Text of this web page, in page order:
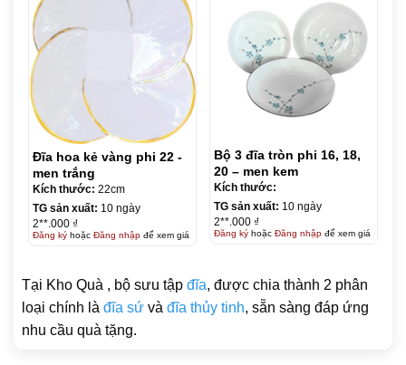
Đĩa hoa kẻ vàng phi 22 -
men trắng
Kích thước: 22cm
TG sản xuất: 10 ngày
2**.000 ₫
Đăng kýhoặc Đăng nhậpđể xem giá
Bộ 3 đĩa tròn phi 16, 18,
20 – men kem
Kích thước:
TG sản xuất: 10 ngày
2**.000 ₫
Đăng kýhoặc Đăng nhậpđể xem giá
Tại Kho Quà , bộ sưu tập đĩa, được chia thành 2 phân
loại chính là đĩa sứ và đĩa thủy tinh, sẵn sàng đáp ứng
nhu cầu quà tặng.